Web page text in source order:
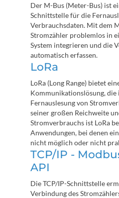
Der M-Bus (Meter-Bus) ist
Schnittstelle für die
Verbrauchsdaten. Mit dem
Stromzähler problemlos in
System integrieren und die
automatisch erfassen.
LoRa
LoRa (Long Range) bietet
Kommunikationslösung, die
Fernauslesung von
seiner großen Reichweite
Stromverbrauchs ist LoRa
Anwendungen, bei denen
nicht möglich oder nicht
TCP/IP -
API
Die TCP/IP-Schnittstelle
Verbindung des